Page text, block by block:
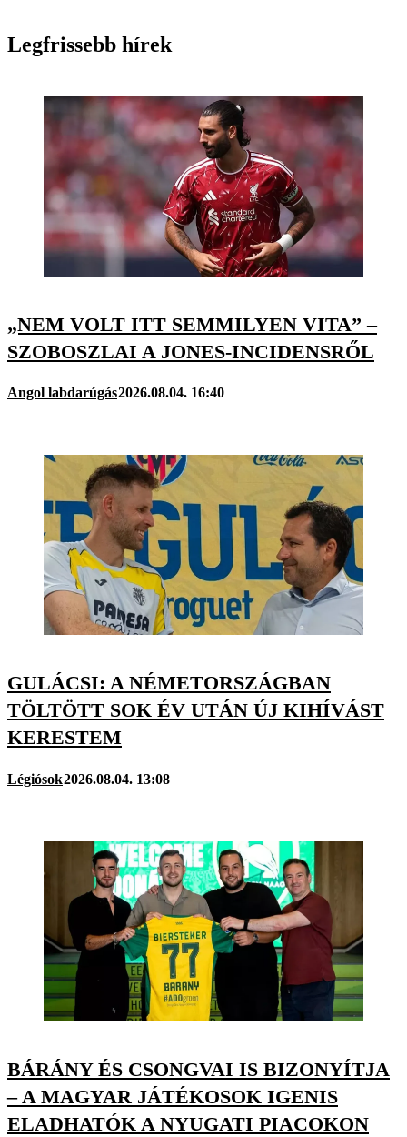
Legfrissebb hírek
„NEM VOLT ITT SEMMILYEN VITA” –
SZOBOSZLAI A JONES-INCIDENSRŐL
Angol labdarúgás2026.08.04. 16:40
GULÁCSI: A NÉMETORSZÁGBAN
TÖLTÖTT SOK ÉV UTÁN ÚJ KIHÍVÁST
KERESTEM
Légiósok2026.08.04. 13:08
BÁRÁNY ÉS CSONGVAI IS BIZONYÍTJA
– A MAGYAR JÁTÉKOSOK IGENIS
ELADHATÓK A NYUGATI PIACOKON